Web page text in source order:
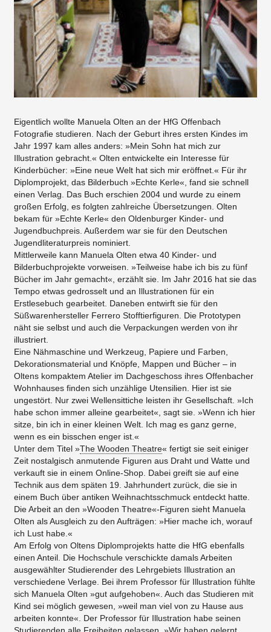
Eigentlich wollte Manuela Olten an der HfG Offenbach
Fotografie studieren. Nach der Geburt ihres ersten Kindes im
Jahr 1997 kam alles anders: »Mein Sohn hat mich zur
Illustration gebracht.« Olten entwickelte ein Interesse für
Kinderbücher: »Eine neue Welt hat sich mir eröffnet.« Für ihr
Diplomprojekt, das Bilderbuch »Echte Kerle«, fand sie schnell
einen Verlag. Das Buch erschien 2004 und wurde zu einem
großen Erfolg, es folgten zahlreiche Übersetzungen. Olten
bekam für »Echte Kerle« den Oldenburger Kinder- und
Jugendbuchpreis. Außerdem war sie für den Deutschen
Jugendliteraturpreis nominiert.
Mittlerweile kann Manuela Olten etwa 40 Kinder- und
Bilderbuchprojekte vorweisen. »Teilweise habe ich bis zu fünf
Bücher im Jahr gemacht«, erzählt sie. Im Jahr 2016 hat sie das
Tempo etwas gedrosselt und an Illustrationen für ein
Erstlesebuch gearbeitet. Daneben entwirft sie für den
Süßwarenhersteller Ferrero Stofftierfiguren. Die Prototypen
näht sie selbst und auch die Verpackungen werden von ihr
illustriert.
Eine Nähmaschine und Werkzeug, Papiere und Farben,
Dekorationsmaterial und Knöpfe, Mappen und Bücher – in
Oltens kompaktem Atelier im Dachgeschoss ihres Offenbacher
Wohnhauses finden sich unzählige Utensilien. Hier ist sie
ungestört. Nur zwei Wellensittiche leisten ihr Gesellschaft. »Ich
habe schon immer alleine gearbeitet«, sagt sie. »Wenn ich hier
sitze, bin ich in einer kleinen Welt. Ich mag es ganz gerne,
wenn es ein bisschen enger ist.«
Unter dem Titel »The Wooden Theatre« fertigt sie seit einiger
Zeit nostalgisch anmutende Figuren aus Draht und Watte und
verkauft sie in einem Online-Shop. Dabei greift sie auf eine
Technik aus dem späten 19. Jahrhundert zurück, die sie in
einem Buch über antiken Weihnachtsschmuck entdeckt hatte.
Die Arbeit an den »Wooden Theatre«-Figuren sieht Manuela
Olten als Ausgleich zu den Aufträgen: »Hier mache ich, worauf
ich Lust habe.«
Am Erfolg von Oltens Diplomprojekts hatte die HfG ebenfalls
einen Anteil. Die Hochschule verschickte damals Arbeiten
ausgewählter Studierender des Lehrgebiets Illustration an
verschiedene Verlage. Bei ihrem Professor für Illustration fühlte
sich Manuela Olten »gut aufgehoben«. Auch das Studieren mit
Kind sei möglich gewesen, »weil man viel von zu Hause aus
arbeiten konnte«. Der Professor für Illustration habe seinen